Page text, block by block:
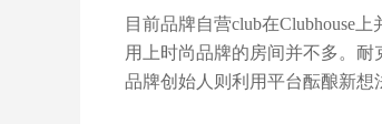
目前品牌自营club在Clubhouse
用上时尚品牌的房间并不多。
品牌创始人则利用平台酝酿新想